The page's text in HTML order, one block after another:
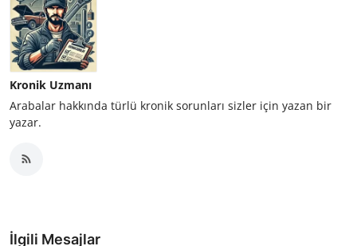
Kronik Uzmanı
Arabalar hakkında türlü kronik sorunları sizler için yazan bir
yazar.
İlgili Mesajlar